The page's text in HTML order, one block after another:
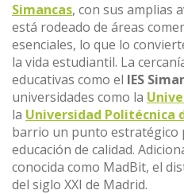
Simancas, con sus amplias
está rodeado de áreas
esenciales, lo que lo
la vida estudiantil. La
educativas como el IES
universidades como la
la Universidad Politécnica
barrio un punto estratégico
educación de calidad.
conocida como MadBit, el
del siglo XXI de Madrid.